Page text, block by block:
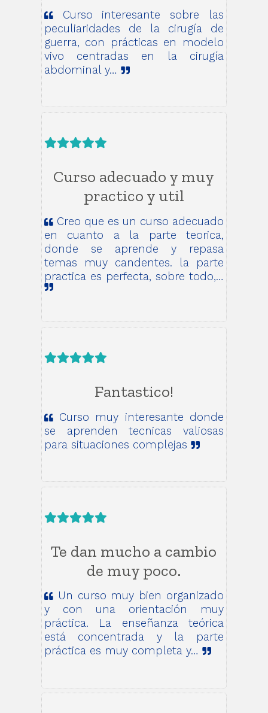
Curso interesante sobre las
peculiaridades de la cirugía de
guerra, con prácticas en modelo
vivo centradas en la cirugía
abdominal y…
Curso adecuado y muy
practico y util
Creo que es un curso adecuado
en cuanto a la parte teorica,
donde se aprende y repasa
temas muy candentes. la parte
practica es perfecta, sobre todo,…
Fantastico!
Curso muy interesante donde
se aprenden tecnicas valiosas
para situaciones complejas
Te dan mucho a cambio
de muy poco.
Un curso muy bien organizado
y con una orientación muy
práctica. La enseñanza teórica
está concentrada y la parte
práctica es muy completa y…